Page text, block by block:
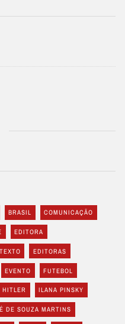
BRASIL COMUNICAÇÃO
EDITORA
EDITORAS
EVENTO FUTEBOL
HITLER ILANA PINSKY
DE SOUZA MARTINS